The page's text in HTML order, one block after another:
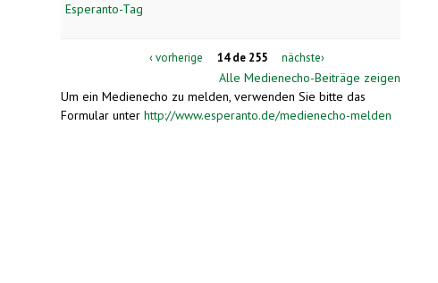
Esperanto-Tag
‹ vorherige 14 de 255 nächste›
Alle Medienecho-Beiträge zeigen
Um ein Medienecho zu melden, verwenden Sie bitte das
Formular unter http://www.esperanto.de/medienecho-melden